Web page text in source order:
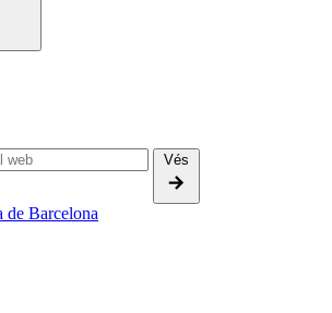
Vés
de Barcelona